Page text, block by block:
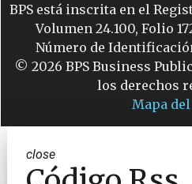
BPS está inscrita en el
Volumen 24.100, Folio
Número de
© 2026 BPS Business
los derechos
Mapa
close